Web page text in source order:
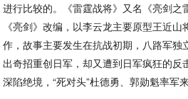
进行比较的。《雷霆战将》又名《亮剑之
《亮剑》改编，以李云龙主要原型王近
作，故事主要发生在抗战初期，八路军独
出奇招重创日军，却又遭到日军疯狂的反
深陷绝境，“死对头”杜德勇、郭勋魁率军